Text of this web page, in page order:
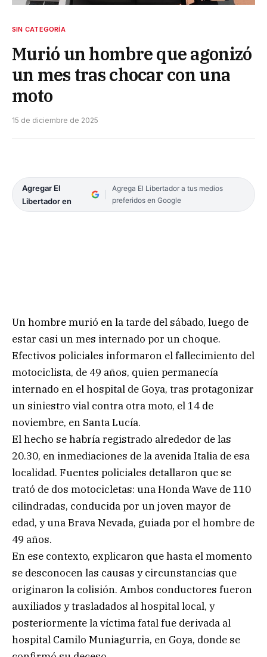
SIN CATEGORÍA
Murió un hombre que agonizó
un mes tras chocar con una
moto
15 de diciembre de 2025
Agregar El
Libertador en
Agrega El Libertador a tus medios
preferidos en Google
Un hombre murió en la tarde del sábado, luego de
estar casi un mes internado por un choque.
Efectivos policiales informaron el fallecimiento del
motociclista, de 49 años, quien permanecía
internado en el hospital de Goya, tras protagonizar
un siniestro vial contra otra moto, el 14 de
noviembre, en Santa Lucía.
El hecho se habría registrado alrededor de las
20.30, en inmediaciones de la avenida Italia de esa
localidad. Fuentes policiales detallaron que se
trató de dos motocicletas: una Honda Wave de 110
cilindradas, conducida por un joven mayor de
edad, y una Brava Nevada, guiada por el hombre de
49 años.
En ese contexto, explicaron que hasta el momento
se desconocen las causas y circunstancias que
originaron la colisión. Ambos conductores fueron
auxiliados y trasladados al hospital local, y
posteriormente la víctima fatal fue derivada al
hospital Camilo Muniagurria, en Goya, donde se